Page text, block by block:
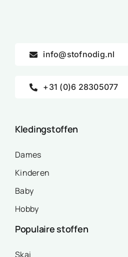
info@stofnodig.nl
+31 (0)6 28305077
Kledingstoffen
Dames
Kinderen
Baby
Hobby
Populaire stoffen
Skai